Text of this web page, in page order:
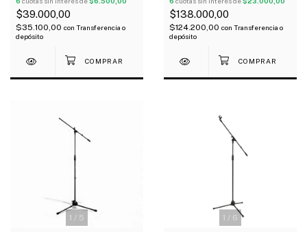
$39.000,00
$35.100,00 con Transferencia o
depósito
$138.000,00
$124.200,00 con Transferencia o
depósito
1 / 5 1 / 6